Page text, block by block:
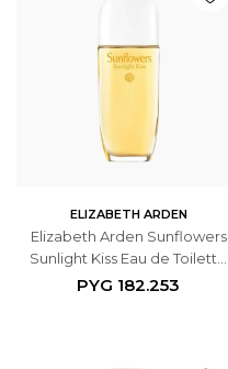
ELIZABETH ARDEN
Elizabeth Arden Sunflowers
Sunlight Kiss Eau de Toilette
50ml
PYG 182.253